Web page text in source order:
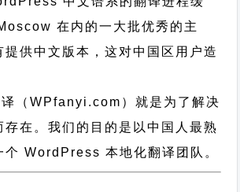
在内的一大批优秀的主
提供中文版本，这对中国区用户造
（WPfanyi.com） 就是为了解决
存在。我们的目的是以中国人最熟
个 WordPress 本地化翻译团队。